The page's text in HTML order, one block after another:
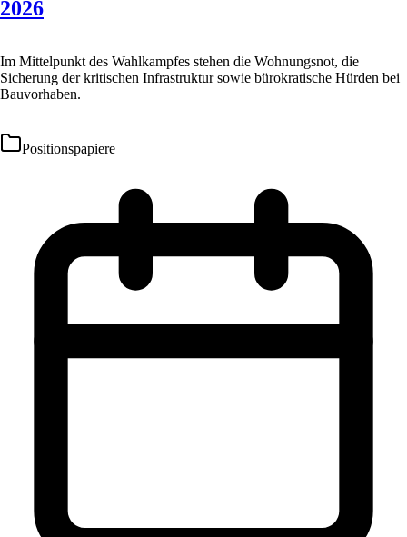
2026
Im Mittelpunkt des Wahlkampfes stehen die Wohnungsnot, die
Sicherung der kritischen Infrastruktur sowie bürokratische Hürden bei
Bauvorhaben.
Positionspapiere